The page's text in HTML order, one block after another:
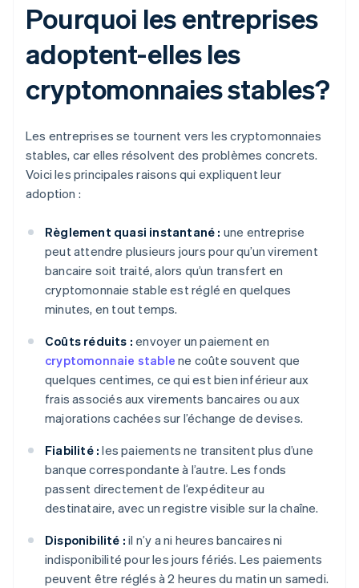
Pourquoi les entreprises
adoptent-elles les
cryptomonnaies stables?
Les entreprises se tournent vers les cryptomonnaies
stables, car elles résolvent des problèmes concrets.
Voici les principales raisons qui expliquent leur
adoption :
Règlement quasi instantané : une entreprise
peut attendre plusieurs jours pour qu’un virement
bancaire soit traité, alors qu’un transfert en
cryptomonnaie stable est réglé en quelques
minutes, en tout temps.
Coûts réduits : envoyer un paiement en
cryptomonnaie stable ne coûte souvent que
quelques centimes, ce qui est bien inférieur aux
frais associés aux virements bancaires ou aux
majorations cachées sur l’échange de devises.
Fiabilité : les paiements ne transitent plus d’une
banque correspondante à l’autre. Les fonds
passent directement de l’expéditeur au
destinataire, avec un registre visible sur la chaîne.
Disponibilité : il n’y a ni heures bancaires ni
indisponibilité pour les jours fériés. Les paiements
peuvent être réglés à 2 heures du matin un samedi.